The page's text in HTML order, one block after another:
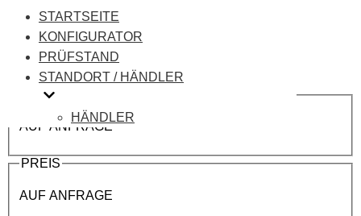
STARTSEITE
KONFIGURATOR
PRÜFSTAND
STANDORT / HÄNDLER
HÄNDLER
Klasse ML500 V8 5.0
Leistung:306 PS
Drehmoment:460 NM
Motortyp:Benziner
PREIS
AUF ANFRAGE
PREIS
AUF ANFRAGE